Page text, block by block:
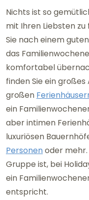
Nichts ist so
mit Ihren Liebsten
Sie nach einem
das
komfortabel
finden Sie ein
großen
ein
aber intimen
luxuriösen
Personenoder
Gruppe ist, bei
ein
entspricht.